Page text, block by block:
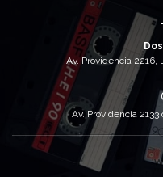
Av. Providencia 2216,
Av. Providencia